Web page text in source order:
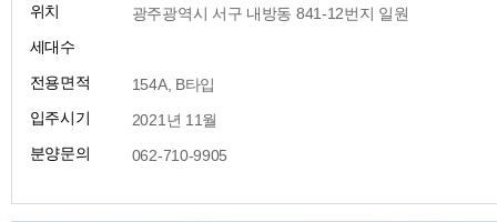
위치
​ 광주광역시 서구 내방동 841-12번지 일원
세대수
전용면적
​ 154A, B타입
입주시기
​ 2021년 11월
분양문의
​ 062-710-9905